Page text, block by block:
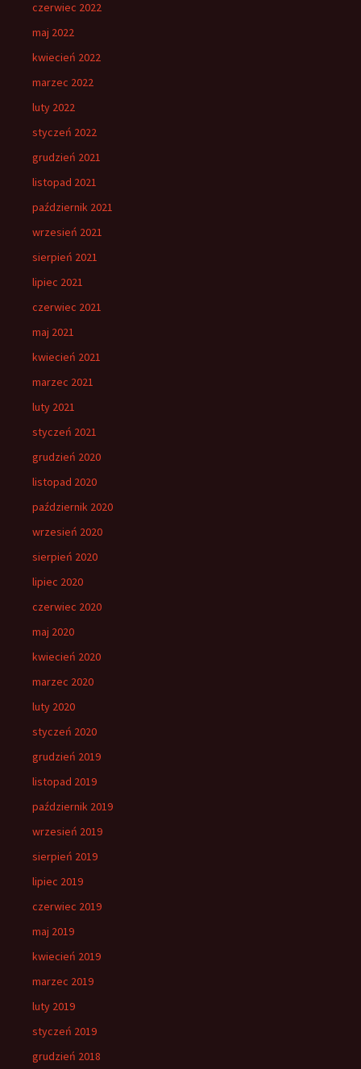
czerwiec 2022
maj 2022
kwiecień 2022
marzec 2022
luty 2022
styczeń 2022
grudzień 2021
listopad 2021
październik 2021
wrzesień 2021
sierpień 2021
lipiec 2021
czerwiec 2021
maj 2021
kwiecień 2021
marzec 2021
luty 2021
styczeń 2021
grudzień 2020
listopad 2020
październik 2020
wrzesień 2020
sierpień 2020
lipiec 2020
czerwiec 2020
maj 2020
kwiecień 2020
marzec 2020
luty 2020
styczeń 2020
grudzień 2019
listopad 2019
październik 2019
wrzesień 2019
sierpień 2019
lipiec 2019
czerwiec 2019
maj 2019
kwiecień 2019
marzec 2019
luty 2019
styczeń 2019
grudzień 2018